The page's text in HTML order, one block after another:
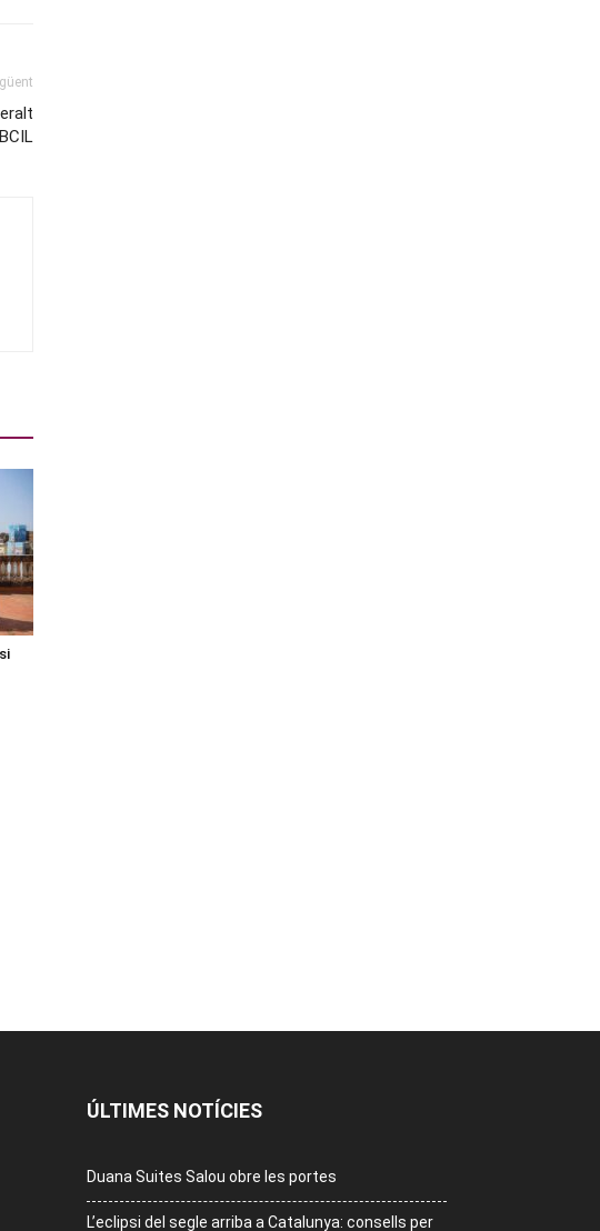
ÚLTIMES NOTÍCIES
Duana Suites Salou obre les portes
L’eclipsi del segle arriba a Catalunya: consells per